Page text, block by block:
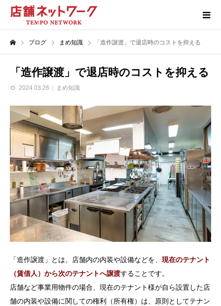
ブログ まめ知識 「造作譲渡」で退店時のコストを抑える
「造作譲渡」で退店時のコストを抑える
2024.03.26 まめ知識
「造作譲渡」とは、店舗内の内装や設備などを、 現在のテナント
（賃借人）から次のテナントへ譲渡することです。
店舗など事業用物件の場合、現在のテナント様が自ら設置した店
舗の内装や設備に関しての権利（所有権）は、原則としてテナン